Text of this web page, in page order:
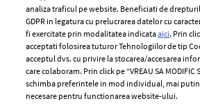
Despre ELLE
Romania
Contact
Abonamente
analiza traficul pe website. Beneficiati de
GDPR in legatura cu prelucrarea datelor cu
fi exercitate prin modalitatea indicataaici. Prin
acceptati folosirea tuturor Tehnologiilor de tip
acceptul dvs. cu privire la stocarea/accesarea
care colaboram. Prin click pe “VREAU SA MODIFIC
schimba preferintele in mod individual, mai putin
necesare pentru functionarea website-ului.